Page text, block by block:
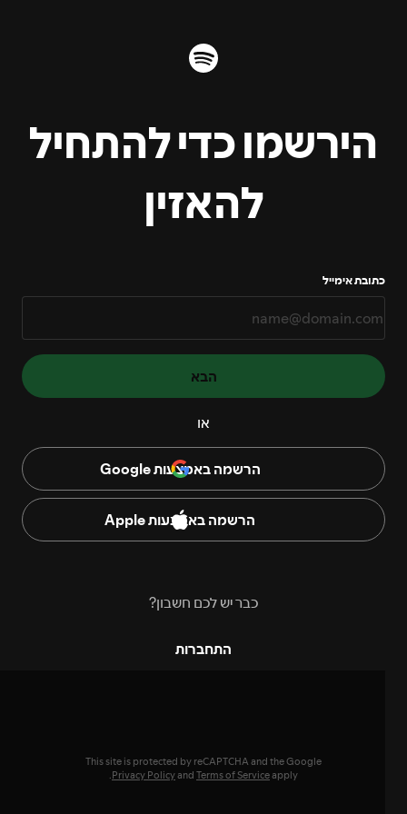
הירשמו כדי להתחיל
להאזין
כתובת אימייל
הבא
או
הרשמה באמצעות Google
הרשמה באמצעות Apple
כבר יש לכם חשבון?
התחברות
This site is protected by reCAPTCHA and the Google
Privacy Policyand Terms of Serviceapply.